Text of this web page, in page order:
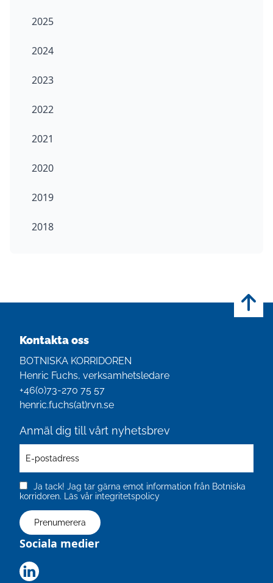
2025
2024
2023
2022
2021
2020
2019
2018
Kontakta oss
BOTNISKA KORRIDOREN
Henric Fuchs, verksamhetsledare
+46(0)‭73-270 75 57‬
henric.fuchs(at)rvn.se
Anmäl dig till vårt nyhetsbrev
Ja tack! Jag tar gärna emot information från Botniska
korridoren. Läs vår integritetspolicy
Sociala medier